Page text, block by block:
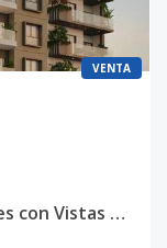
VENTA
Apartamento de 2 y 3 Habitaciones con Vistas 360° y Áreas Sociales de Lujo en Urbanización Thomen, Santiago